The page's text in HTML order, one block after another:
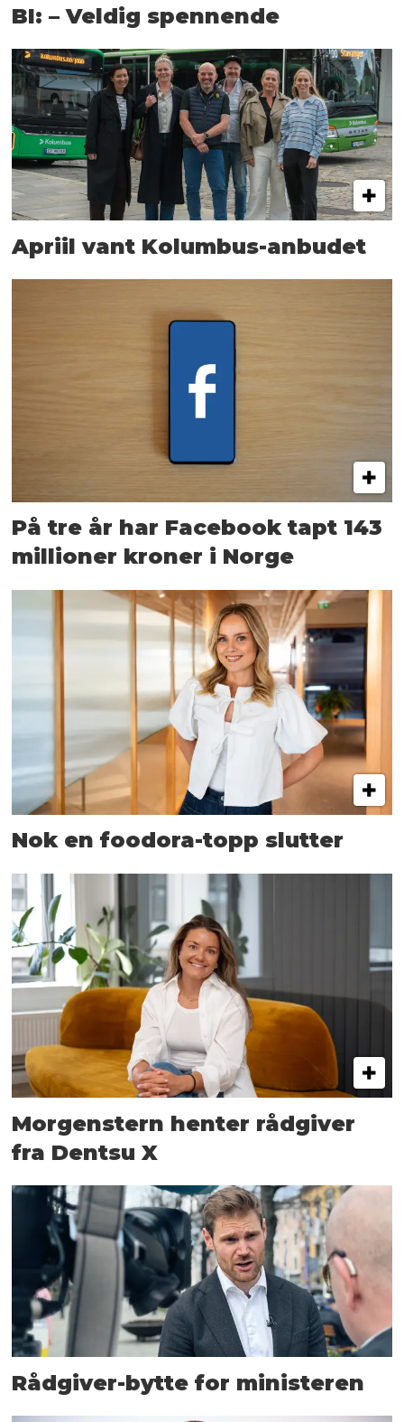
BI: – Veldig spennende
Apriil vant Kolumbus-anbudet
På tre år har Facebook tapt 143
millioner kroner i Norge
Nok en foodora-topp slutter
Morgenstern henter rådgiver
fra Dentsu X
Rådgiver-bytte for ministeren